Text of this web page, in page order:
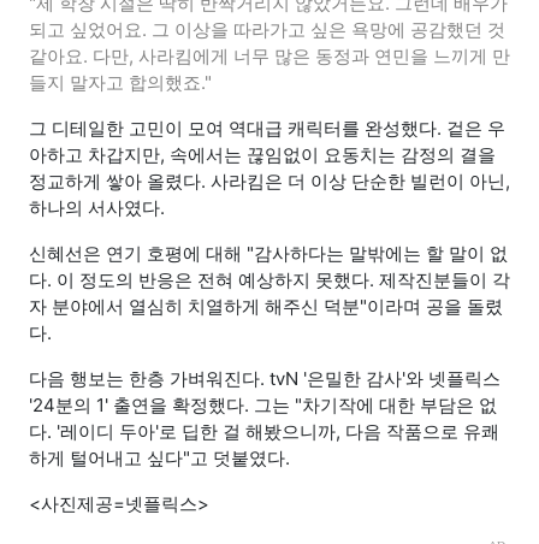
되고 싶었어요. 그 이상을 따라가고 싶은 욕망에 공감했던 것
같아요. 다만, 사라킴에게 너무 많은 동정과 연민을 느끼게 만
들지 말자고 합의했죠."
그 디테일한 고민이 모여 역대급 캐릭터를 완성했다. 겉은 우
아하고 차갑지만, 속에서는 끊임없이 요동치는 감정의 결을
정교하게 쌓아 올렸다. 사라킴은 더 이상 단순한 빌런이 아닌,
하나의 서사였다.
신혜선은 연기 호평에 대해 "감사하다는 말밖에는 할 말이 없
다. 이 정도의 반응은 전혀 예상하지 못했다. 제작진분들이 각
자 분야에서 열심히 치열하게 해주신 덕분"이라며 공을 돌렸
다.
다음 행보는 한층 가벼워진다. tvN '은밀한 감사'와 넷플릭스
'24분의 1' 출연을 확정했다. 그는 "차기작에 대한 부담은 없
다. '레이디 두아'로 딥한 걸 해봤으니까, 다음 작품으로 유쾌
하게 털어내고 싶다"고 덧붙였다.
<사진제공=넷플릭스>